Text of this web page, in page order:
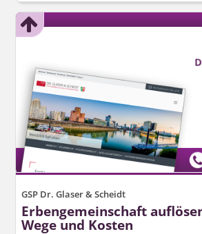
GSP Dr. Glaser & Scheidt
Erbengemeinschaft
Wege und Kosten